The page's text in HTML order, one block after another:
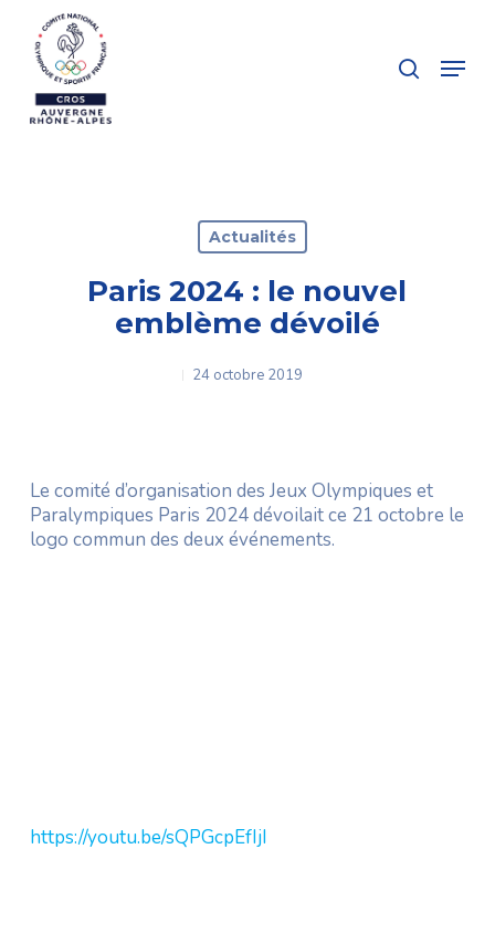
main
content
Menu
Actualités
Paris 2024 : le nouvel
emblème dévoilé
24 octobre 2019
Le comité d’organisation des Jeux Olympiques et
Paralympiques Paris 2024 dévoilait ce 21 octobre le
logo commun des deux événements.
https://youtu.be/sQPGcpEfIjI
Close